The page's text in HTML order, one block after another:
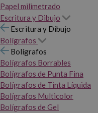
Papel milimetrado
Escritura y Dibujo
Escritura y Dibujo
Bolígrafos
Bolígrafos
Bolígrafos Borrables
Bolígrafos de Punta Fina
Bolígrafos de Tinta Líquida
Bolígrafos Multicolor
Bolígrafos de Gel